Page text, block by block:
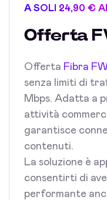
A SOLI 24,90 €
Offerta
Offerta Fibra
senza limiti di
Mbps. Adatta a
attività
garantisce
contenuti.
La soluzione è
consentirti di
performante